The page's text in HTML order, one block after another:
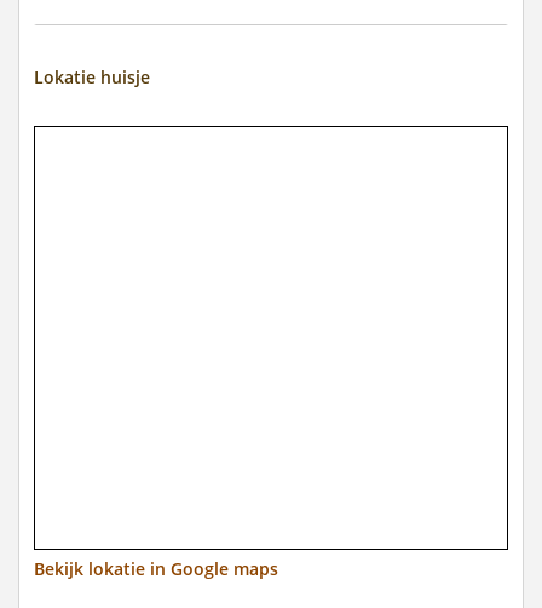
Lokatie huisje
Bekijk lokatie in Google maps